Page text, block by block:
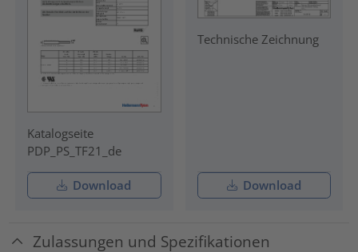
Katalogseite
PDP_PS_TF21_de
Download
Technische Zeichnung
Download
Zulassungen und Spezifikationen